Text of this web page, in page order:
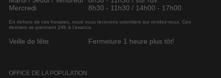
Mercredi
8h30 - 11h30 / 14h00 - 17h00
En dehors de ces horaires, nous vous recevons volontiers sur rendez-vous. Ces
derniers se prennent 24h à l’avance.
Veille de fête Fermeture 1 heure plus tôt!
OFFICE DE LA POPULATION